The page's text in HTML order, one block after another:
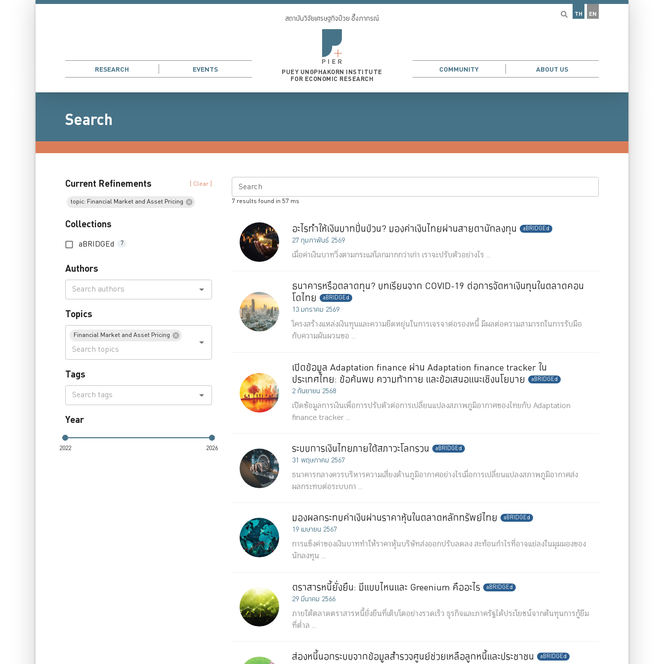
TH EN
RESEARCH EVENTS
สถาบันวิจัยเศรษฐกิจป๋วย อึ๊งภากรณ์
PUEY UNGPHAKORN INSTITUTE
FOR ECONOMIC RESEARCH
COMMUNITY ABOUT US
Search
Current Refinements
[ Clear ]
topic: Financial Market and Asset Pricing
Collections
aBRIDGEd 7
Authors
Topics
Financial Market and Asset Pricing
Tags
Year
2022 2026
Search
7 results found in 57 ms
อะไรทำให้เงินบาทปั่นป่วน? มองค่าเงินไทยผ่านสายตานักลงทุน aBRIDGEd
27 กุมภาพันธ์ 2569
เมื่อค่าเงินบาทวิ่งตามกระแสโลกมากกว่าเก่า เราจะปรับตัวอย่างไร ...
ธนาคารหรือตลาดทุน? บทเรียนจาก COVID-19 ต่อการจัดหาเงินทุนในตลาดคอน
โดไทย
aBRIDGEd
13 มกราคม 2569
โครงสร้างแหล่งเงินทุนและความยืดหยุ่นในการเจรจาต่อรองหนี้ มีผลต่อความสามารถในการรับมือ
กับความผันผวนขอ ...
เปิดข้อมูล Adaptation finance ผ่าน Adaptation finance tracker ใน
ประเทศไทย: ข้อค้นพบ ความท้าทาย และข้อเสนอแนะเชิงนโยบาย
aBRIDGEd
2 กันยายน 2568
เปิดข้อมูลการเงินเพื่อการปรับตัวต่อการเปลี่ยนแปลงสภาพภูมิอากาศของไทยกับ Adaptation
finance tracker ...
ระบบการเงินไทยภายใต้สภาวะโลกรวน aBRIDGEd
31 พฤษภาคม 2567
ธนาคารกลางควรบริหารความเสี่ยงด้านภูมิอากาศอย่างไรเมื่อการเปลี่ยนแปลงสภาพภูมิอากาศส่ง
ผลกระทบต่อระบบกา ...
มองผลกระทบค่าเงินผ่านราคาหุ้นในตลาดหลักทรัพย์ไทย aBRIDGEd
19 เมษายน 2567
การแข็งค่าของเงินบาททำให้ราคาหุ้นบริษัทส่งออกปรับลดลง สะท้อนกำไรที่อาจแย่ลงในมุมมองของ
นักลงทุน ...
ตราสารหนี้ยั่งยืน: มีแบบไหนและ Greenium คืออะไร aBRIDGEd
29 มีนาคม 2566
ภายใต้ตลาดตราสารหนี้ยั่งยืนที่เติบโตอย่างรวดเร็ว ธุรกิจและภาครัฐได้ประโยชน์จากต้นทุนการกู้ยืม
ที่ต่ำล ...
ส่องหนี้นอกระบบจากข้อมูลสำรวจศูนย์ช่วยเหลือลูกหนี้และประชาชน aBRIDGEd